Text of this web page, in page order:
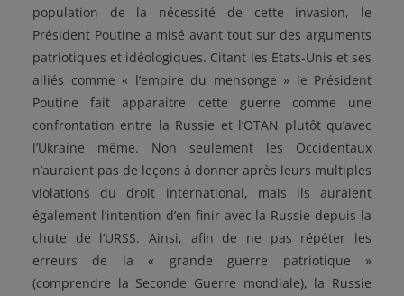
population de la nécessité de cette invasion, le
Président Poutine a misé avant tout sur des arguments
patriotiques et idéologiques. Citant les Etats-Unis et ses
alliés comme « l’empire du mensonge » le Président
Poutine fait apparaitre cette guerre comme une
confrontation entre la Russie et l’OTAN plutôt qu’avec
l’Ukraine même. Non seulement les Occidentaux
n’auraient pas de leçons à donner après leurs multiples
violations du droit international, mais ils auraient
également l’intention d’en finir avec la Russie depuis la
chute de l’URSS. Ainsi, afin de ne pas répéter les
erreurs de la « grande guerre patriotique »
(comprendre la Seconde Guerre mondiale), la Russie